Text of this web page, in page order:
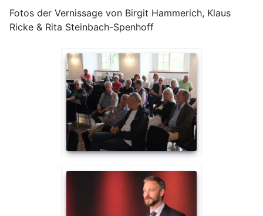
Fotos der Vernissage von Birgit Hammerich, Klaus
Ricke & Rita Steinbach-Spenhoff